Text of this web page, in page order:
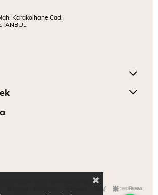
Karakolhane Cad.
© 2024 Mitr. Tüm hakları saklıdır.